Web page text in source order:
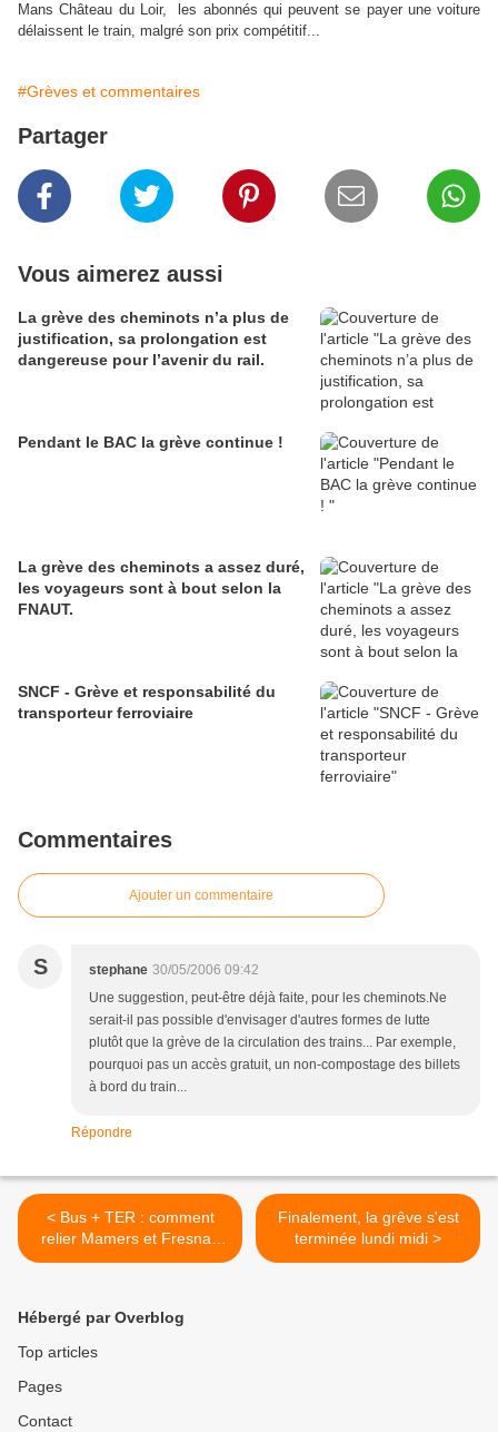
Mans Château du Loir, les abonnés qui peuvent se payer une voiture
délaissent le train, malgré son prix compétitif...
#Grèves et commentaires
Partager
Vous aimerez aussi
La grève des cheminots n’a plus de
justification, sa prolongation est
dangereuse pour l’avenir du rail.
Pendant le BAC la grève continue !
La grève des cheminots a assez duré,
les voyageurs sont à bout selon la
FNAUT.
SNCF - Grève et responsabilité du
transporteur ferroviaire
Commentaires
Ajouter un commentaire
S stephane 30/05/2006 09:42
Une suggestion, peut-être déjà faite, pour les cheminots.Ne
serait-il pas possible d'envisager d'autres formes de lutte
plutôt que la grève de la circulation des trains... Par exemple,
pourquoi pas un accès gratuit, un non-compostage des billets
à bord du train...
Répondre
< Bus + TER : comment
relier Mamers et Fresnay
sur Sarthe au réseau TER ?
Finalement, la grêve s'est
terminée lundi midi >
Hébergé par Overblog
Top articles
Pages
Contact